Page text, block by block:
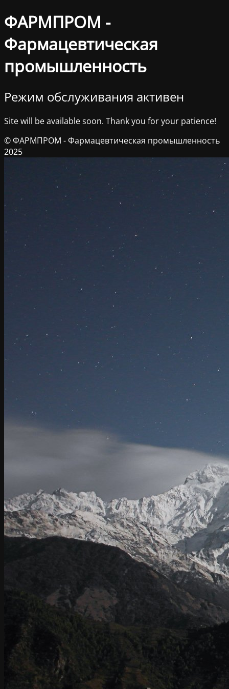
ФАРМПРОМ -
Фармацевтическая
промышленность
Режим обслуживания активен
Site will be available soon. Thank you for your patience!
© ФАРМПРОМ - Фармацевтическая промышленность
2025